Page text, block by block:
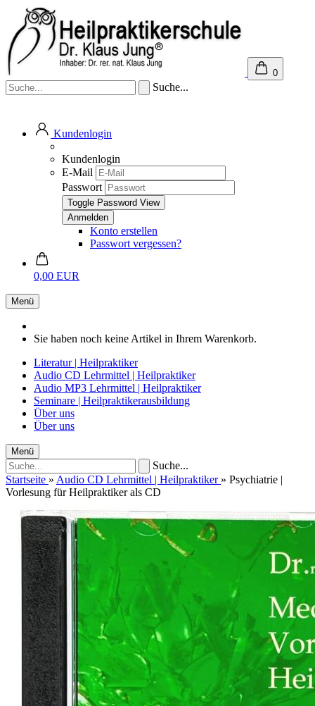
0
Suche...
Kundenlogin
Kundenlogin
E-Mail
Passwort
Toggle Password View
Konto erstellen
Passwort vergessen?
0,00 EUR
Menü
Sie haben noch keine Artikel in Ihrem Warenkorb.
Literatur | Heilpraktiker
Audio CD Lehrmittel | Heilpraktiker
Audio MP3 Lehrmittel | Heilpraktiker
Seminare | Heilpraktikerausbildung
Über uns
Über uns
Menü
Suche...
Startseite » Audio CD Lehrmittel | Heilpraktiker » Psychiatrie |
Vorlesung für Heilpraktiker als CD